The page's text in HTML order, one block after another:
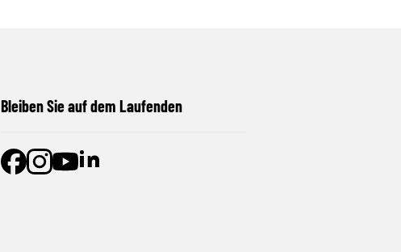
Bleiben Sie auf dem Laufenden